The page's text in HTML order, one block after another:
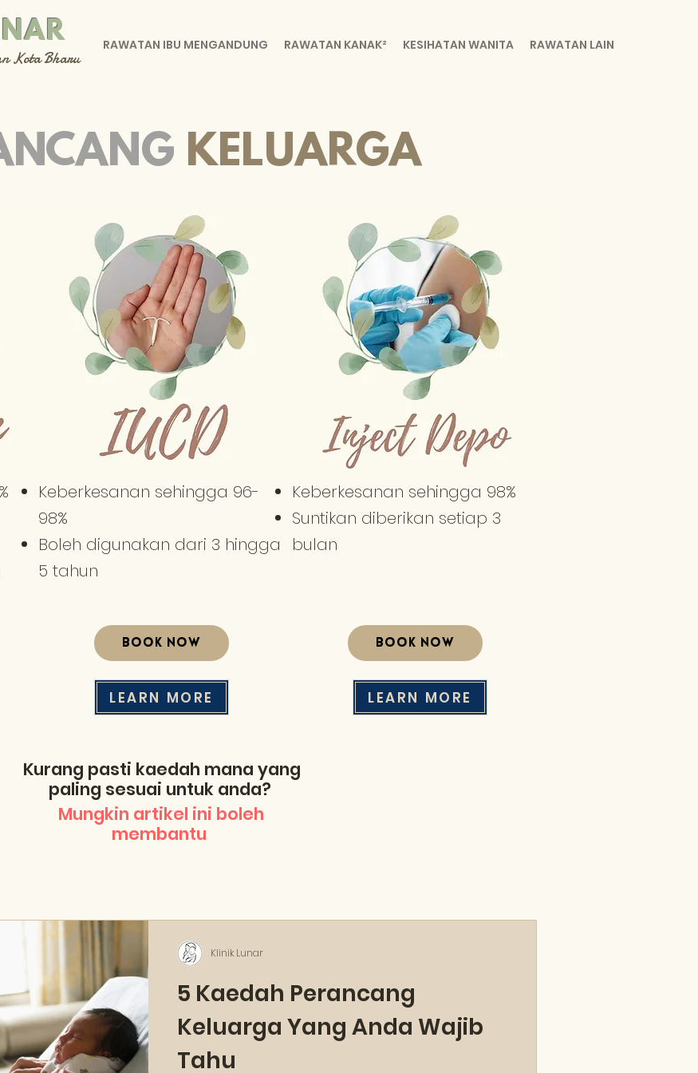
Kota Bharu
RAWATAN IBU MENGANDUNG RAWATAN KANAK² KESIHATAN WANITA RAWATAN LAIN
KELUARGA
Keberkesanan sehingga 96-
98%
Boleh digunakan dari 3 hingga
5 tahun
BOOK NOW
LEARN MORE
Keberkesanan sehingga 98%
Suntikan diberikan setiap 3
bulan
BOOK NOW
LEARN MORE
Kurang pasti kaedah mana yang
paling sesuai untuk anda?
Mungkin artikel ini boleh
membantu
5 Kaedah Perancang
Keluarga Yang Anda Wajib
Tahu
Klinik Lunar